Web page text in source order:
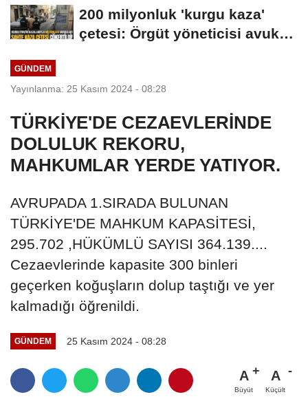
DAVETİNE...
200 milyonluk 'kurgu kaza'
çetesi: Örgüt yöneticisi avukat
GÜNDEM
Yayınlanma: 25 Kasım 2024 - 08:28
TÜRKİYE'DE CEZAEVLERİNDE
DOLULUK REKORU,
MAHKUMLAR YERDE YATIYOR.
AVRUPADA 1.SIRADA BULUNAN
TÜRKİYE'DE MAHKUM KAPASİTESİ,
295.702 ,HÜKÜMLÜ SAYISI 364.139....
Cezaevlerinde kapasite 300 binleri
geçerken koğuşların dolup taştığı ve yer
kalmadığı öğrenildi.
GÜNDEM 25 Kasım 2024 - 08:28
A
Büyüt
A
Küçült